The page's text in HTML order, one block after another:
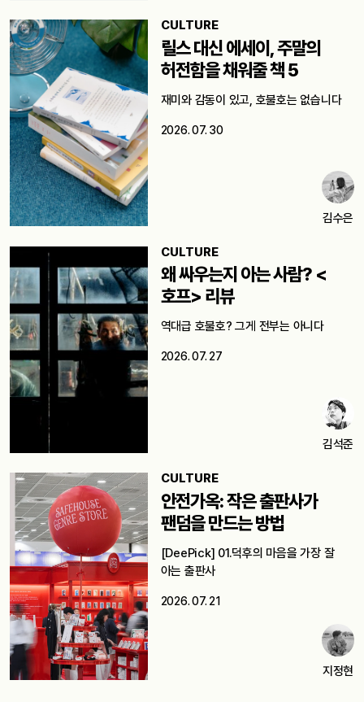
CULTURE
릴스 대신 에세이, 주말의
허전함을 채워줄 책 5
재미와 감동이 있고, 호불호는 없습니다
2026. 07. 30
김수은
CULTURE
왜 싸우는지 아는 사람? <
호프> 리뷰
역대급 호불호? 그게 전부는 아니다
2026. 07. 27
김석준
CULTURE
안전가옥: 작은 출판사가
팬덤을 만드는 방법
[DeePick] 01.덕후의 마음을 가장 잘
아는 출판사
2026. 07. 21
지정현